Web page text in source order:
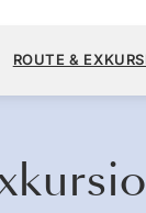
nach
ROUTE &